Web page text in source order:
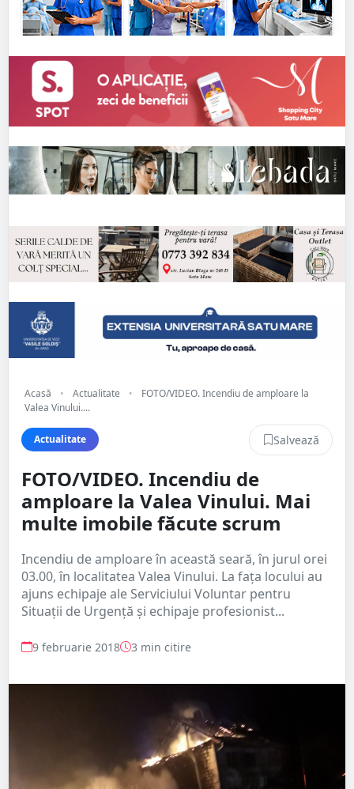
Acasă • Actualitate •
FOTO/VIDEO. Incendiu de amploare la
Valea Vinului....
Actualitate Salvează
FOTO/VIDEO. Incendiu de
amploare la Valea Vinului. Mai
multe imobile făcute scrum
Incendiu de amploare în această seară, în jurul orei
03.00, în localitatea Valea Vinului. La fața locului au
ajuns echipaje ale Serviciului Voluntar pentru
Situații de Urgență și echipaje profesionist...
9 februarie 2018 3 min citire